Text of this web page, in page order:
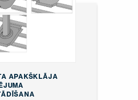
APAKŠKLĀJA